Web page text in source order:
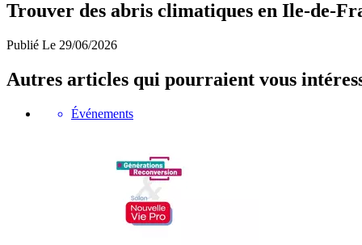
Trouver des abris climatiques en Ile-de-
Publié Le 29/06/2026
Autres articles qui pourraient vous
Événements